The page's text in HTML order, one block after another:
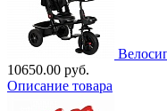
10650.00 руб.
Описание товара